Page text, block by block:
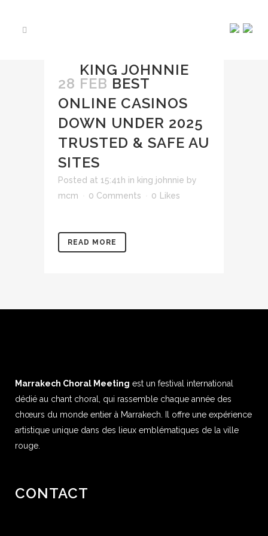
KING JOHNNIE
28 FEB BEST
ONLINE CASINOS
DOWN UNDER 2025
TRUSTED & SAFE AU
SITES
Posted at 15:41h in king johnnie by
mcm
0 Comments 0 Likes
READ MORE
Marrakech Choral Meeting est un festival international
dédié au chant choral, qui rassemble chaque année des
chœurs du monde entier à Marrakech. Il offre une expérience
artistique unique dans des lieux emblématiques de la ville
rouge.
CONTACT